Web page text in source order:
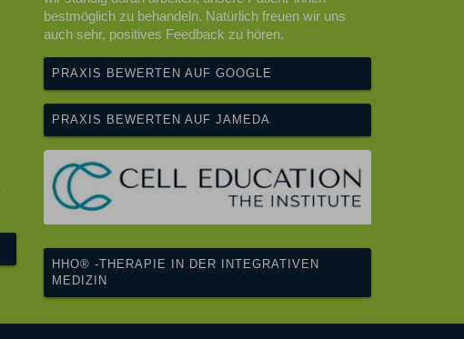
bestmöglich zu behandeln. Natürlich freuen wir uns
auch sehr, positives Feedback zu hören.
PRAXIS BEWERTEN AUF GOOGLE
PRAXIS BEWERTEN AUF JAMEDA
HHO® -THERAPIE IN DER INTEGRATIVEN
MEDIZIN